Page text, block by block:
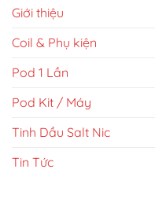
Giới thiệu
Coil & Phụ kiện
Pod 1 Lần
Pod Kit / Máy
Tinh Dầu Salt Nic
Tin Tức